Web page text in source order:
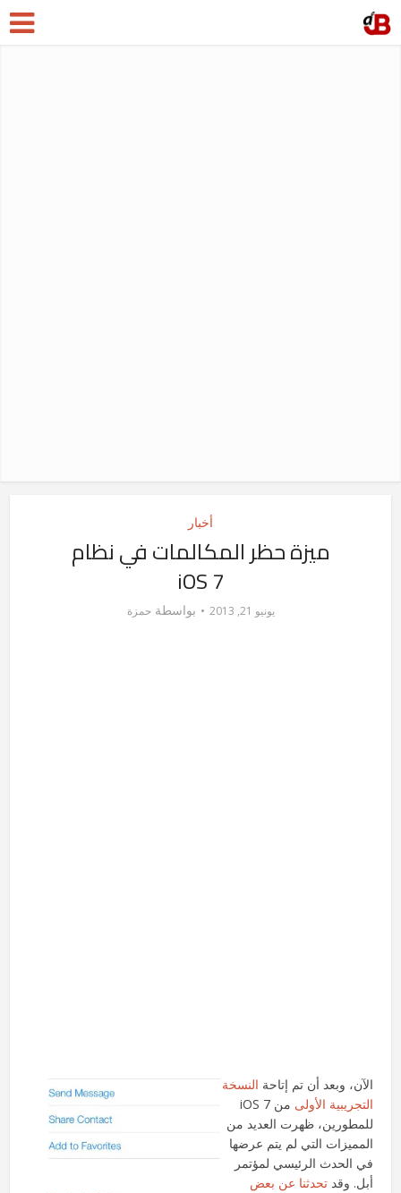
أخبار
ميزة حظر المكالمات في نظام
iOS 7
يونيو 21, 2013 بواسطةحمزة
الآن، وبعد أن تم إتاحة النسخة
التجريبية الأولى
من iOS 7
للمطورين، ظهرت العديد من
المميزات التي لم يتم عرضها
في الحدث الرئيسي لمؤتمر
أبل. وقدتحدثنا عن بعض